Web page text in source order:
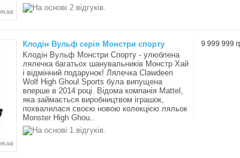
9 999 999
Клодін Вульф серія Монстри спорту
Клодін Вульф Монстри Спорту - улюблена
лялечка багатьох шанувальників Монстр Хай
і відмінний подарунок! Лялечка Clawdeen
Wolf High Ghoul Sports була випущена
вперше в 2014 році. Відома компанія Mattel,
яка займається виробництвом іграшок,
похвалилася своєю новою колекцією ляльок
Monster High Ghou..